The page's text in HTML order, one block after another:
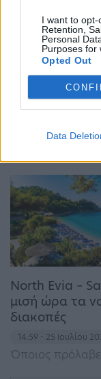
I want to opt-
Retention,
Personal
Purposes for
Opted Out
Data
Βόρεια
Οι αγρότες
North Evia –
μισή ώρα τα
διακοπές
14:59 - 25 Ιουλίου
Όποιος